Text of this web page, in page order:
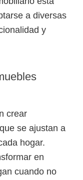
a diversas
y
crear
se ajustan a
hogar.
en
cuando no